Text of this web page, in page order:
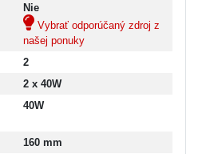
Nie
Vybrať odporúčaný zdroj z
našej ponuky
2
2 x 40W
40W
160 mm